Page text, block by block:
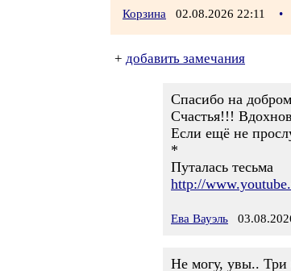
Корзина 02.08.2026 22:11 •
+ добавить замечания
Спасибо на
Счастья!!!
Если ещё не
*
Путалась тесьма
http://
Ева Вауэль
Не могу, увы.. Три